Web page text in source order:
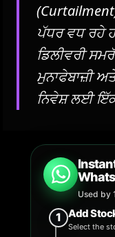
ਪੱਧਰ ਵਧ ਰਹੇ
ਡਿਲੀਵਰੀ
ਮੁਨਾਫੇਬਾਜ਼ੀ
ਨਿਵੇਸ਼ ਲਈ ਇੱਕ
Used by
1 Add
Select the